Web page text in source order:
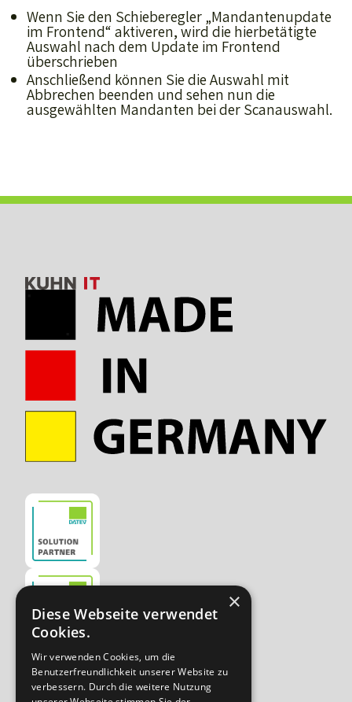
Wenn Sie den Schieberegler „Mandantenupdate
im Frontend“ aktiveren, wird die hierbetätigte
Auswahl nach dem Update im Frontend
überschrieben
Anschließend können Sie die Auswahl mit
Abbrechen beenden und sehen nun die
ausgewählten Mandanten bei der Scanauswahl.
Unternehmen
Über uns
Wechseln Sie
jetzt
×
Diese Webseite verwendet
Cookies.
Wir verwenden Cookies, um die
Benutzerfreundlichkeit unserer Website zu
verbessern. Durch die weitere Nutzung